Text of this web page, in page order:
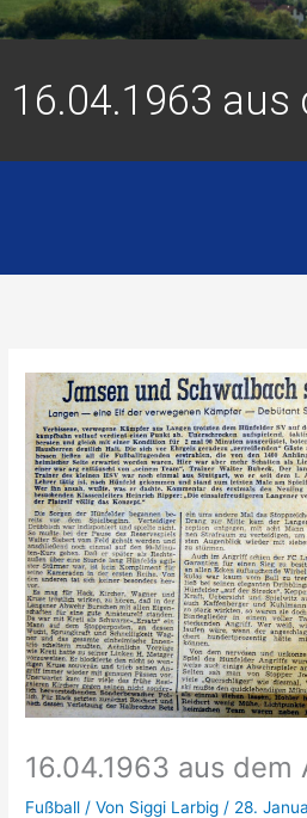
16.04.1963 aus
16.04.1963 aus dem
Fußball / Von Siggi Larbig / 28.